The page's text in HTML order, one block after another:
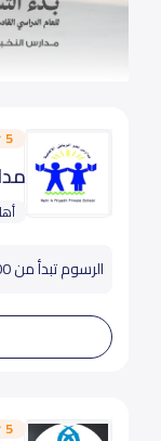
5
الرسوم تبدأ من 17,000
5